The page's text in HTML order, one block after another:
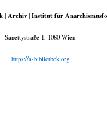
| Archiv | Institut für
Sanettystraße 1, 1080 Wien
https://a-bibliothek.org